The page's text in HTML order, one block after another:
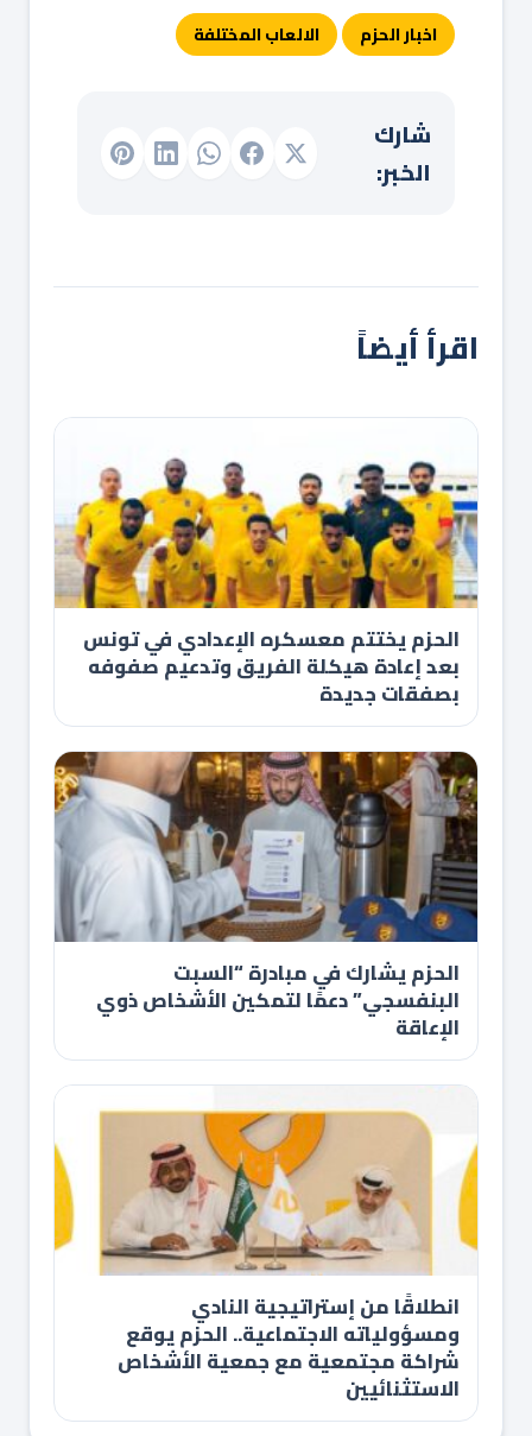
اخبار الحزم الالعاب المختلفة
شارك
الخبر:
اقرأ أيضاً
الحزم يختتم معسكره الإعدادي في تونس
بعد إعادة هيكلة الفريق وتدعيم صفوفه
بصفقات جديدة
الحزم يشارك في مبادرة “السبت
البنفسجي” دعمًا لتمكين الأشخاص ذوي
الإعاقة
انطلاقًا من إستراتيجية النادي
ومسؤولياته الاجتماعية.. الحزم يوقع
شراكة مجتمعية مع جمعية الأشخاص
الاستثنائيين